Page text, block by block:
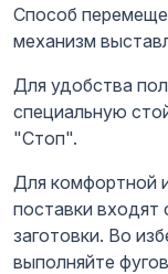
Способ
механизм
Для удобства
специальную
"Стоп".
Для комфортной
поставки входят
заготовки. Во
выполняйте